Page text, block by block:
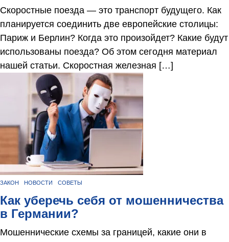
Скоростные поезда — это транспорт будущего. Как
планируется соединить две европейские столицы:
Париж и Берлин? Когда это произойдет? Какие будут
использованы поезда? Об этом сегодня материал
нашей статьи. Скоростная железная […]
ЗАКОН НОВОСТИ СОВЕТЫ
Как уберечь себя от мошенничества
в Германии?
Мошеннические схемы за границей, какие они в